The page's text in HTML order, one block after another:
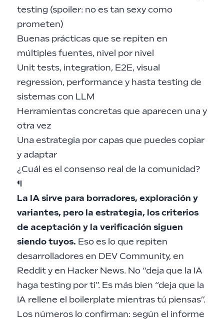
testing (spoiler: no es tan sexy como
prometen)
Buenas prácticas que se repiten en
múltiples fuentes, nivel por nivel
Unit tests, integration, E2E, visual
regression, performance y hasta testing de
sistemas con LLM
Herramientas concretas que aparecen una y
otra vez
Una estrategia por capas que puedes copiar
y adaptar
¿Cuál es el consenso real de la comunidad?
¶
La IA sirve para borradores, exploración y
variantes, pero la estrategia, los criterios
de aceptación y la verificación siguen
siendo tuyos. Eso es lo que repiten
desarrolladores en DEV Community, en
Reddit y en Hacker News. No “deja que la IA
haga testing por ti”. Es más bien “deja que la
IA rellene el boilerplate mientras tú piensas”.
Los números lo confirman: según el informe